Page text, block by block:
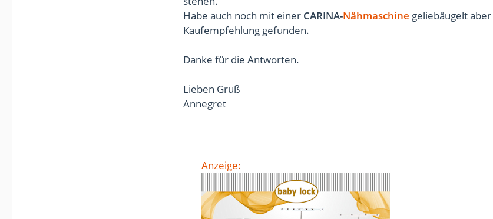
Habe auch noch mit einer CARINA-Nähmaschine geliebäugelt
Kaufempfehlung gefunden.
Danke für die Antworten.
Lieben Gruß
Annegret
Anzeige: